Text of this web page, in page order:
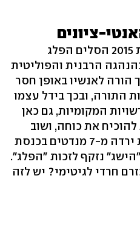
ציונים
ערב הבחירות לכנסת בשנת 2015 הסלים הפלג
הרבנית והפוליטית
הורה לאנשיו באופן חסר
התורה, ובכך בידל עצמו
המקומיות, גם כאן
את כוחה, ושוב
הצליחה: המפלגה החרדית ירדה מ-7 מנדטים בכנסת
6 בכנסת ה-20, וה"הישג" נזקף לזכות "הפלג".
חרדי לגיטימי? יש לזה